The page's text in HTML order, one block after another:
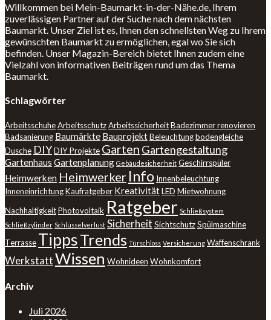
Willkommen bei Mein-Baumarkt-in-der-Nähe.de, Ihrem
zuverlässigen Partner auf der Suche nach dem nächsten
Baumarkt. Unser Ziel ist es, Ihnen den schnellsten Weg zu Ihrem
gewünschten Baumarkt zu ermöglichen, egal wo Sie sich
befinden. Unser Magazin-Bereich bietet Ihnen zudem eine
Vielzahl von informativen Beiträgen rund um das Thema
Baumarkt.
Schlagwörter
ArbeitsschuheArbeitsschutzArbeitssicherheitBadezimmer renovieren
Badsanierung Baumärkte BauprojektBeleuchtungbodengleiche
Dusche DIYDIY Projekte Garten Gartengestaltung
Gartenhaus Gartenplanung Gebäudesicherheit Geschirrspüler
Heimwerken Heimwerker Info Innenbeleuchtung
InneneinrichtungKaufratgeber KreativitätLED Mietwohnung
NachhaltigkeitPhotovoltaik Ratgeber Schließsystem
Schließzylinder Schlüsselverlust Sicherheit SichtschutzSpülmaschine
Terrasse TippsTrends Türschloss Versicherung Waffenschrank
WerkstattWissen Wohnideen Wohnkomfort
Archiv
Juli 2026